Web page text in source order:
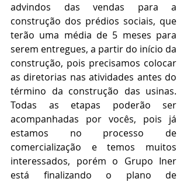
advindos das vendas para a
construção dos prédios sociais, que
terão uma média de 5 meses para
serem entregues, a partir do início da
construção, pois precisamos colocar
as diretorias nas atividades antes do
término da construção das usinas.
Todas as etapas poderão ser
acompanhadas por vocês, pois já
estamos no processo de
comercialização e temos muitos
interessados, porém o Grupo Iner
está finalizando o plano de